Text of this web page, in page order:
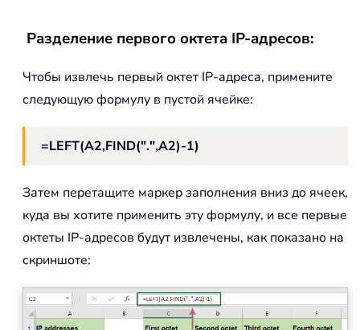
Разделение первого октета IP-адресов:
Чтобы извлечь первый октет IP-адреса, примените
следующую формулу в пустой ячейке:
=LEFT(A2,FIND(".",A2)-1)
Затем перетащите маркер заполнения вниз до ячеек,
куда вы хотите применить эту формулу, и все первые
октеты IP-адресов будут извлечены, как показано на
скриншоте: